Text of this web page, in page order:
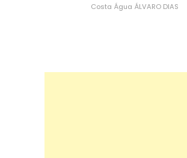
Costa Água ÁLVARO DIAS